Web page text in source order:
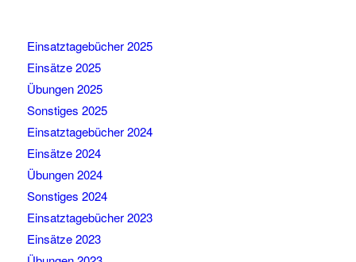
Einsatztagebücher 2025
Einsätze 2025
Übungen 2025
Sonstiges 2025
Einsatztagebücher 2024
Einsätze 2024
Übungen 2024
Sonstiges 2024
Einsatztagebücher 2023
Einsätze 2023